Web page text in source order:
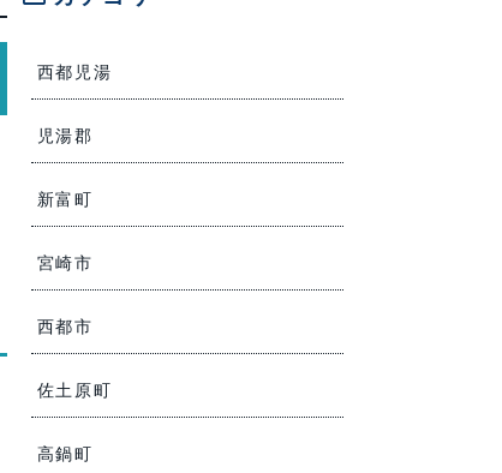
西都児湯
児湯郡
新富町
宮崎市
西都市
佐土原町
高鍋町